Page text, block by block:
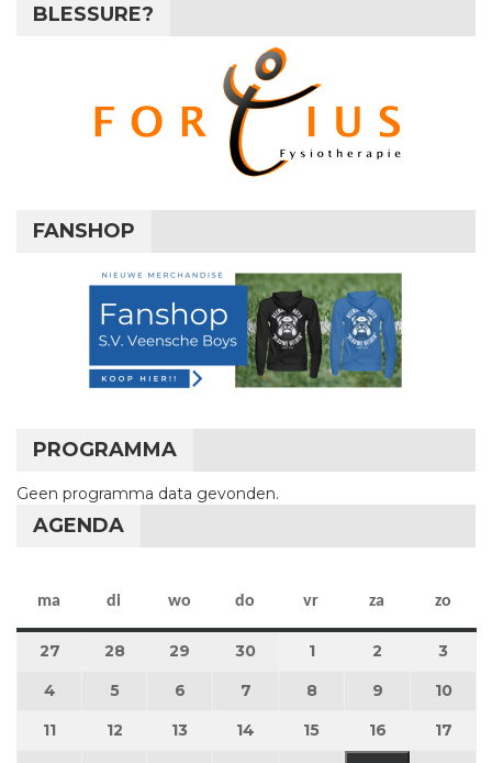
BLESSURE?
FANSHOP
PROGRAMMA
Geen programma data gevonden.
AGENDA
ma maandag
di dinsdag
wo woensdag
do donderdag
vr vrijdag
za zaterdag
zo
27 27 april 2026
28 28 april 2026
29 29 april 2026
30 30 april 2026
11 mei 2026
2 2 mei 2026
3
4 4 mei 2026
55 mei 2026
6 6 mei 2026
7 7 mei 2026
8 8 mei 2026
9 9 mei 2026
10
11 11 mei 2026
12 12 mei 2026
13 13 mei 2026
14 14 mei 2026
15 15 mei 2026
16 16 mei 2026
17